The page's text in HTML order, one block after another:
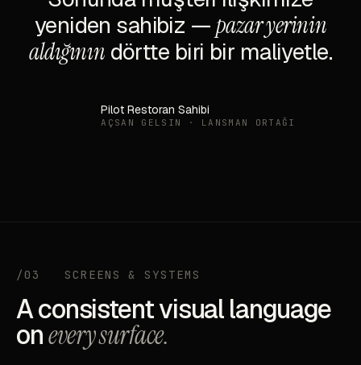
yeniden sahibiz —pazar yerinin
aldığının dörtte biri bir maliyetle.
Pilot Restoran Sahibi
AÇSAN GELSIN · LANSMAN ORTAĞI
/03 SCREENS & SYSTEMS
A consistent visual language
onevery surface.